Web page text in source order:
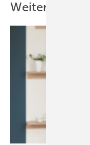
Weitere Inhalte